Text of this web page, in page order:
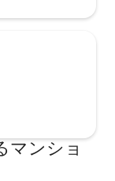
マンショ